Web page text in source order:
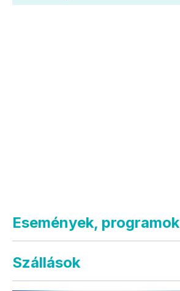
Események, programok
Szállások